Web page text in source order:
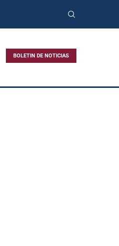
BOLETIN DE NOTICIAS